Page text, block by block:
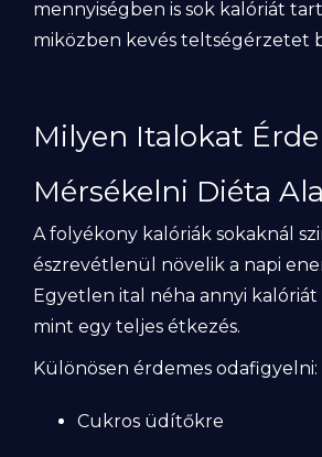
mennyiségben is sok kalóriát
miközben kevés teltségérzetet
Milyen Italokat
Mérsékelni Diéta
A folyékony kalóriák sokaknál
észrevétlenül növelik a napi
Egyetlen ital néha annyi
mint egy teljes étkezés.
Különösen érdemes odafigyelni:
Cukros üdítőkre